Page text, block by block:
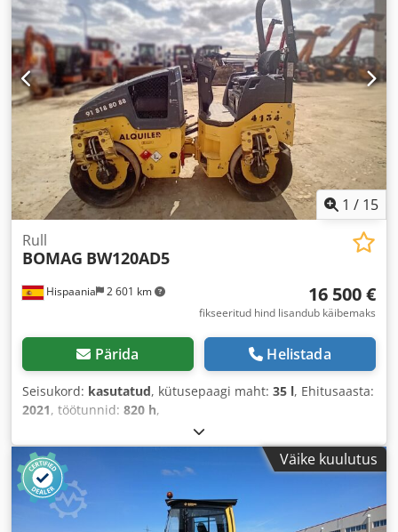
1 / 15
Hispaania 2 601 km
Rull
BOMAG BW120AD5
16 500 €
fikseeritud hind lisandub käibemaks
Pärida Helistada
Seisukord: kasutatud, kütusepaagi maht: 35 l, Ehitusaasta:
2021, töötunnid: 820 h,
Väike kuulutus